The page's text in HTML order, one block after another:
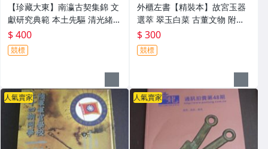
【珍藏大東】南瀛古契集錦 文
獻研究典範 本土先驅 清光緒丈
單 執照 賣地契 契尾 聯保公約
等 詹評仁編著
$ 400
競標
外櫃左書【精裝本】故宮玉器
選萃 翠玉白菜 古董文物 附書
殼 國立故宮博物院出版
$ 300
競標
人氣賣家 人氣賣家